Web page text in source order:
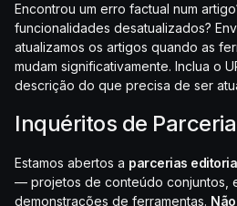
Encontrou um erro factual num
funcionalidades desatualizados?
atualizamos os artigos quando as
mudam significativamente. Inclua o
descrição do que precisa de ser
Inquéritos de Parceria
Estamos abertos a parcerias
— projetos de conteúdo conjuntos,
demonstrações de ferramentas. Não